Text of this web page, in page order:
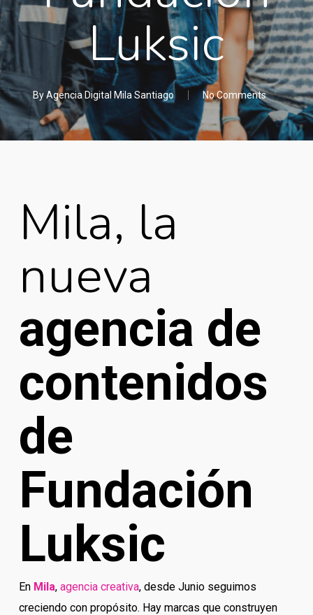
Luksic
ByAgencia Digital Mila Santiago No Comments
Mila, la
nueva
agencia de
contenidos
de
Fundación
Luksic
En Mila, agencia creativa, desde Junio seguimos
creciendo con propósito. Hay marcas que construyen